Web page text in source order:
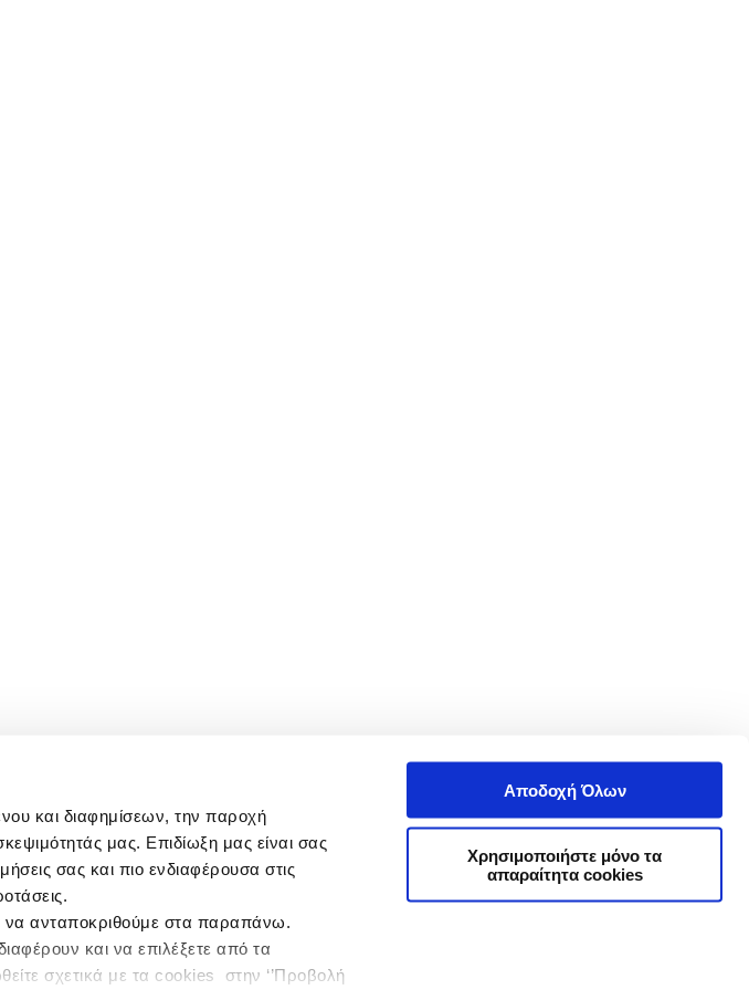
και διαφημίσεων, την παροχή
μας. Επιδίωξη μας είναι σας
σας και πιο ενδιαφέρουσα στις
να ανταποκριθούμε στα παραπάνω.
και να επιλέξετε από τα
σχετικά με τα cookies στην ‘’Προβολή
Αποδοχή Όλων
Χρησιμοποιήστε μόνο τα
απαραίτητα cookies